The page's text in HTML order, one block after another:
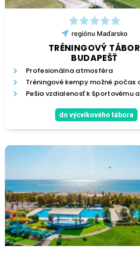
regiónu Maďarsko
TRÉNINGOVÝ TÁBOR
BUDAPEŠŤ
Profesionálna atmosféra
Tréningové kempy možné počas
Pešia vzdialenosť k športovému
do výcvikového tábora